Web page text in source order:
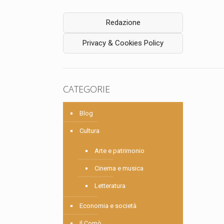
Redazione
Privacy & Cookies Policy
CATEGORIE
Blog
Cultura
Arte e patrimonio
Cinema e musica
Letteratura
Economia e società